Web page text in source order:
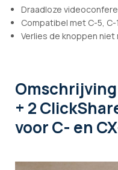
Draadloze
Compatibel met C-5, C-
Verlies de knoppen
Omschrijving
+ 2
voor C- en